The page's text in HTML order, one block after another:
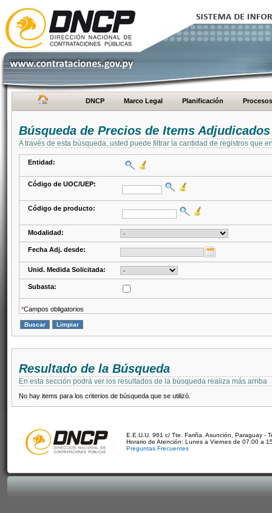
DNCP Marco Legal Planificación Procesos
Búsqueda de Precios de Items Adjudicados
A través de esta búsqueda, usted puede filtrar la cantidad de registros que
Entidad:
Código de UOC/UEP:
Código de producto:
Modalidad:
Fecha Adj. desde:
Unid. Medida Solicitada:
Subasta:
*Campos obligatorios
Resultado de la Búsqueda
En esta sección podrá ver los resultados de la búsqueda realiza más arriba
No hay items para los criterios de búsqueda que se utilizó.
E.E.U.U. 961 c/ Tte. Fariña. Asunción, Paraguay -
Horario de Atención: Lunes a Viernes de 07:00 a
Preguntas Frecuentes